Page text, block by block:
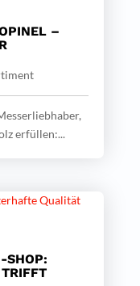
–
erfüllen:...
SHOP: